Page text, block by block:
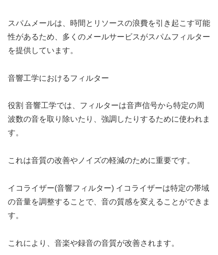
スパムメールは、時間とリソースの浪費を引き起こす可能
性があるため、多くのメールサービスがスパムフィルター
を提供しています。
音響工学におけるフィルター
役割 音響工学では、フィルターは音声信号から特定の周
波数の音を取り除いたり、強調したりするために使われま
す。
これは音質の改善やノイズの軽減のために重要です。
イコライザー(音響フィルター) イコライザーは特定の帯域
の音量を調整することで、音の質感を変えることができま
す。
これにより、音楽や録音の音質が改善されます。